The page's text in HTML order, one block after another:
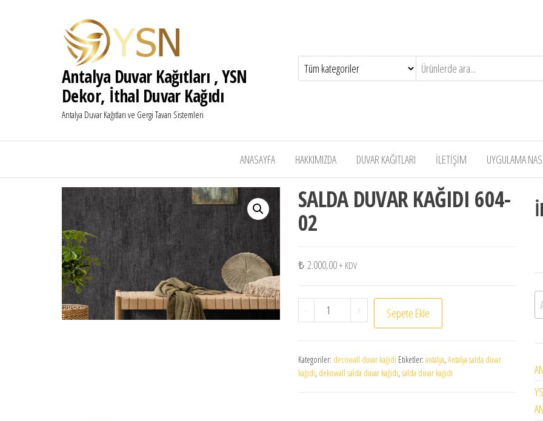
Antalya Duvar Kağıtları , YSN
Dekor, İthal Duvar Kağıdı
Antalya Duvar Kağıtları ve Gergi Tavan Sistemleri
ANASAYFA HAKKIMIZDA DUVAR KAĞITLARI İLETİŞİM UYGULAMA
SALDA DUVAR KAĞIDI 604-
02
₺ 2.000,00 + KDV
- SALDA DUVAR KAĞIDI 604-02 adet
+ Sepete Ekle
Kategoriler: decowall duvar kağıdı Etiketler: antalya, Antalya salda duvar
kağıdı, dekowall salda duvar kağıdı, salda duvar kağıdı